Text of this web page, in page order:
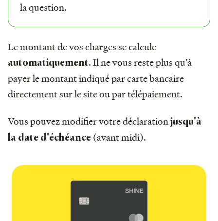
la question.
Le montant de vos charges se calcule
automatiquement. Il ne vous reste plus qu’à
payer le montant indiqué par carte bancaire
directement sur le site ou par télépaiement.
Vous pouvez modifier votre déclarationjusqu'à
la date d'échéance (avant midi).